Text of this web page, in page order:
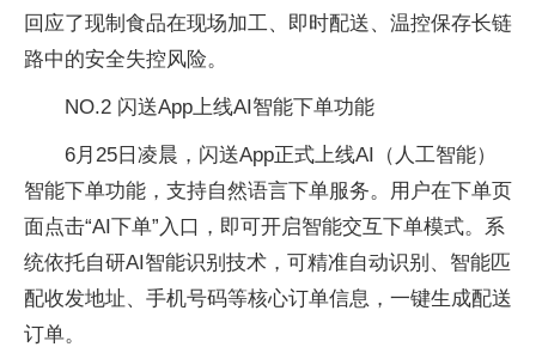
回应了现制食品在现场加工、即时配送、温控保存长链
路中的安全失控风险。
NO.2 闪送App上线AI智能下单功能
6月25日凌晨，闪送App正式上线AI（人工智能）
智能下单功能，支持自然语言下单服务。用户在下单页
面点击“AI下单”入口，即可开启智能交互下单模式。系
统依托自研AI智能识别技术，可精准自动识别、智能匹
配收发地址、手机号码等核心订单信息，一键生成配送
订单。